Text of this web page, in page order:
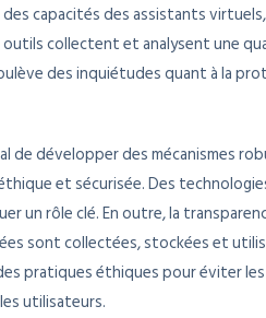
capacités des assistants
outils collectent et analysent une
des inquiétudes quant à la
de développer des mécanismes
et sécurisée. Des
un rôle clé. En outre, la
sont collectées, stockées et
pratiques éthiques pour éviter
utilisateurs.